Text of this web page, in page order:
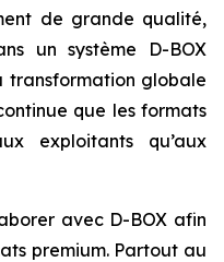
de grande qualité,
un système D-BOX
transformation globale
que les formats
exploitants qu’aux
avec D-BOX afin
premium. Partout au